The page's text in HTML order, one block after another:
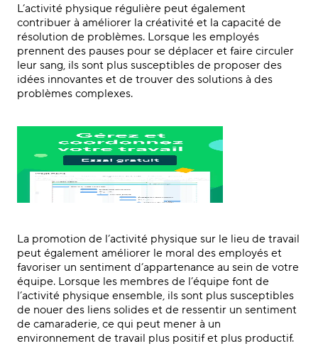
L’activité physique régulière peut également
contribuer à améliorer la créativité et la capacité de
résolution de problèmes. Lorsque les employés
prennent des pauses pour se déplacer et faire circuler
leur sang, ils sont plus susceptibles de proposer des
idées innovantes et de trouver des solutions à des
problèmes complexes.
La promotion de l’activité physique sur le lieu de travail
peut également améliorer le moral des employés et
favoriser un sentiment d’appartenance au sein de votre
équipe. Lorsque les membres de l’équipe font de
l’activité physique ensemble, ils sont plus susceptibles
de nouer des liens solides et de ressentir un sentiment
de camaraderie, ce qui peut mener à un
environnement de travail plus positif et plus productif.